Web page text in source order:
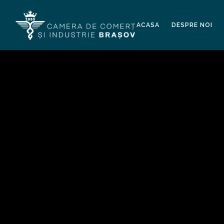
ACASA DESPRE NOI